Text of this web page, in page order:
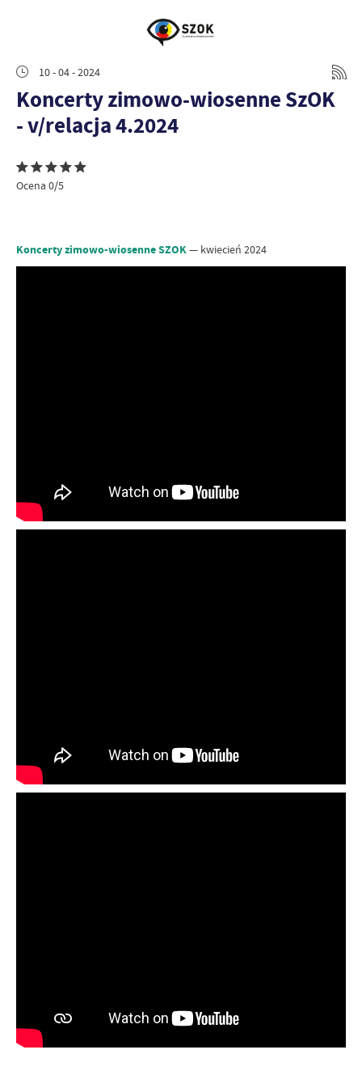
10 - 04 - 2024
Koncerty zimowo-wiosenne SzOK
- v/relacja 4.2024
Ocena 0/5
Koncerty zimowo-wiosenne SZOK— kwiecień 2024